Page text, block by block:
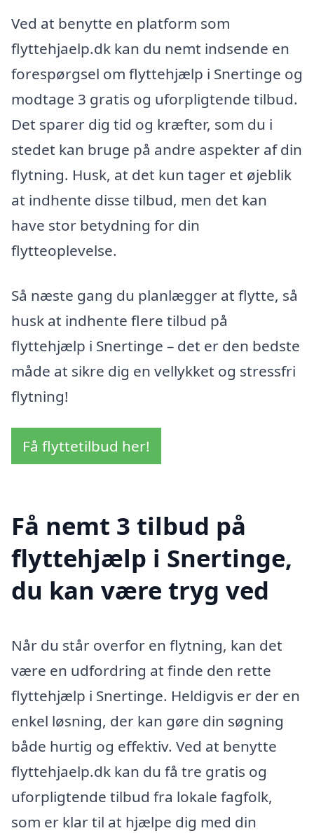
Ved at benytte en platform som
flyttehjaelp.dk kan du nemt indsende en
forespørgsel om flyttehjælp i Snertinge og
modtage 3 gratis og uforpligtende tilbud.
Det sparer dig tid og kræfter, som du i
stedet kan bruge på andre aspekter af din
flytning. Husk, at det kun tager et øjeblik
at indhente disse tilbud, men det kan
have stor betydning for din
flytteoplevelse.
Så næste gang du planlægger at flytte, så
husk at indhente flere tilbud på
flyttehjælp i Snertinge – det er den bedste
måde at sikre dig en vellykket og stressfri
flytning!
Få flyttetilbud her!
Få nemt 3 tilbud på
flyttehjælp i Snertinge,
du kan være tryg ved
Når du står overfor en flytning, kan det
være en udfordring at finde den rette
flyttehjælp i Snertinge. Heldigvis er der en
enkel løsning, der kan gøre din søgning
både hurtig og effektiv. Ved at benytte
flyttehjaelp.dk kan du få tre gratis og
uforpligtende tilbud fra lokale fagfolk,
som er klar til at hjælpe dig med din